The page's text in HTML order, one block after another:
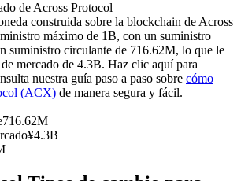
traders
de Across Protocol
construida sobre la blockchain de Across
máximo de 1B, con un suministro
suministro circulante de 716.62M, lo que le
mercado de 4.3B. Haz clic aquí para
nuestra guía paso a paso sobre cómo
(ACX) de manera segura y fácil.
716.62M
¥4.3B